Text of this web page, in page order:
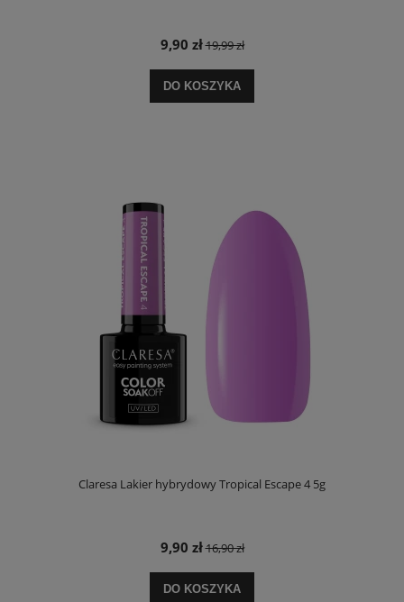
9,90 zł19,99 zł
DO KOSZYKA
Claresa Lakier hybrydowy Tropical Escape 4 5g
9,90 zł16,90 zł
DO KOSZYKA